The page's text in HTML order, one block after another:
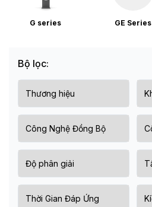
G series GE Series
Bộ lọc: